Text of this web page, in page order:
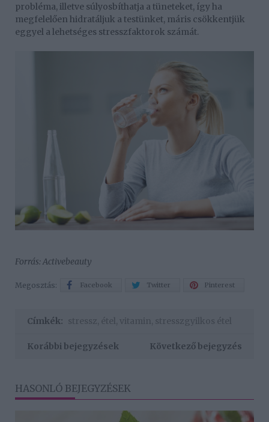
probléma, illetve súlyosbíthatja a tüneteket, így ha
megfelelően hidratáljuk a testünket, máris csökkentjük
eggyel a lehetséges stresszfaktorok számát.
Forrás: Activebeauty
Megosztás: Facebook Twitter Pinterest
Címkék: stressz étel vitamin stresszgyilkos étel
Korábbi bejegyzések Következő bejegyzés
HASONLÓ BEJEGYZÉSEK